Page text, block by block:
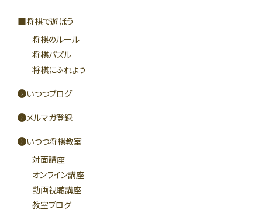
将棋で遊ぼう
将棋のルール
将棋パズル
将棋にふれよう
いつつブログ
メルマガ登録
いつつ将棋教室
対面講座
オンライン講座
動画視聴講座
教室ブログ